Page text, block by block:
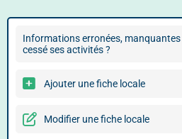
Informations erronées,
cessé ses activités ?
Ajouter une fiche locale
Modifier une fiche locale